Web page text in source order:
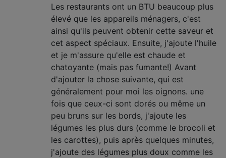
Les restaurants ont un BTU beaucoup plus
élevé que les appareils ménagers, c'est
ainsi qu'ils peuvent obtenir cette saveur et
cet aspect spéciaux. Ensuite, j'ajoute l'huile
et je m'assure qu'elle est chaude et
chatoyante (mais pas fumante!) Avant
d'ajouter la chose suivante, qui est
généralement pour moi les oignons. une
fois que ceux-ci sont dorés ou même un
peu bruns sur les bords, j'ajoute les
légumes les plus durs (comme le brocoli et
les carottes), puis après quelques minutes,
j'ajoute des légumes plus doux comme les